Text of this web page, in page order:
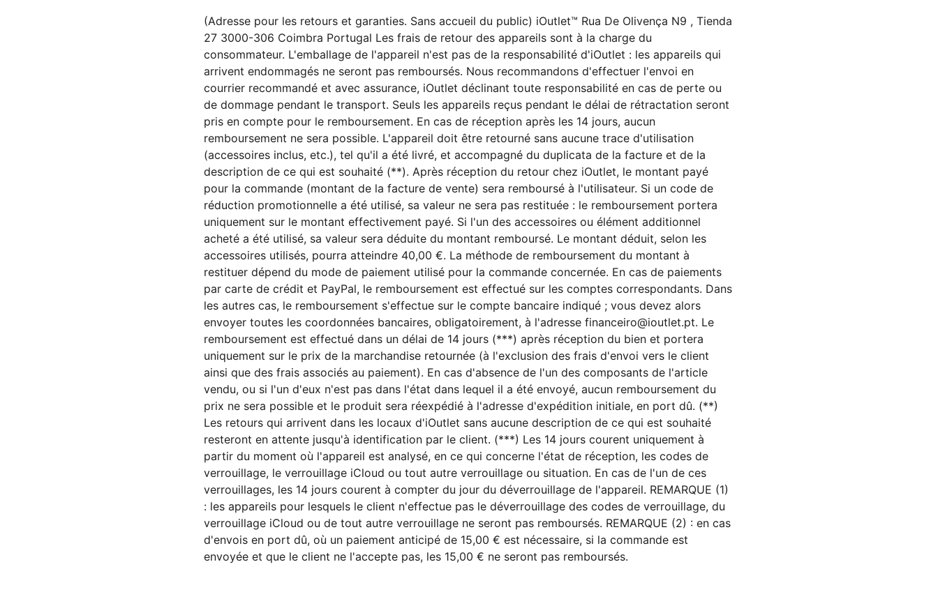
(Adresse pour les retours et garanties. Sans accueil du public) iOutlet™ Rua De Olivença N9 , Tienda
27 3000-306 Coimbra Portugal Les frais de retour des appareils sont à la charge du
consommateur. L'emballage de l'appareil n'est pas de la responsabilité d'iOutlet : les appareils qui
arrivent endommagés ne seront pas remboursés. Nous recommandons d'effectuer l'envoi en
courrier recommandé et avec assurance, iOutlet déclinant toute responsabilité en cas de perte ou
de dommage pendant le transport. Seuls les appareils reçus pendant le délai de rétractation seront
pris en compte pour le remboursement. En cas de réception après les 14 jours, aucun
remboursement ne sera possible. L'appareil doit être retourné sans aucune trace d'utilisation
(accessoires inclus, etc.), tel qu'il a été livré, et accompagné du duplicata de la facture et de la
description de ce qui est souhaité (**). Après réception du retour chez iOutlet, le montant payé
pour la commande (montant de la facture de vente) sera remboursé à l'utilisateur. Si un code de
réduction promotionnelle a été utilisé, sa valeur ne sera pas restituée : le remboursement portera
uniquement sur le montant effectivement payé. Si l'un des accessoires ou élément additionnel
acheté a été utilisé, sa valeur sera déduite du montant remboursé. Le montant déduit, selon les
accessoires utilisés, pourra atteindre 40,00 €. La méthode de remboursement du montant à
restituer dépend du mode de paiement utilisé pour la commande concernée. En cas de paiements
par carte de crédit et PayPal, le remboursement est effectué sur les comptes correspondants. Dans
les autres cas, le remboursement s'effectue sur le compte bancaire indiqué ; vous devez alors
envoyer toutes les coordonnées bancaires, obligatoirement, à l'adresse financeiro@ioutlet.pt. Le
remboursement est effectué dans un délai de 14 jours (***) après réception du bien et portera
uniquement sur le prix de la marchandise retournée (à l'exclusion des frais d'envoi vers le client
ainsi que des frais associés au paiement). En cas d'absence de l'un des composants de l'article
vendu, ou si l'un d'eux n'est pas dans l'état dans lequel il a été envoyé, aucun remboursement du
prix ne sera possible et le produit sera réexpédié à l'adresse d'expédition initiale, en port dû. (**)
Les retours qui arrivent dans les locaux d'iOutlet sans aucune description de ce qui est souhaité
resteront en attente jusqu'à identification par le client. (***) Les 14 jours courent uniquement à
partir du moment où l'appareil est analysé, en ce qui concerne l'état de réception, les codes de
verrouillage, le verrouillage iCloud ou tout autre verrouillage ou situation. En cas de l'un de ces
verrouillages, les 14 jours courent à compter du jour du déverrouillage de l'appareil. REMARQUE (1)
: les appareils pour lesquels le client n'effectue pas le déverrouillage des codes de verrouillage, du
verrouillage iCloud ou de tout autre verrouillage ne seront pas remboursés. REMARQUE (2) : en cas
d'envois en port dû, où un paiement anticipé de 15,00 € est nécessaire, si la commande est
envoyée et que le client ne l'accepte pas, les 15,00 € ne seront pas remboursés.